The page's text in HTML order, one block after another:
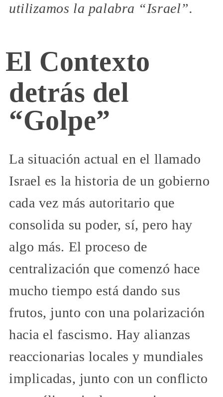
utilizamos la palabra “Israel”.
El Contexto
detrás del
“Golpe”
La situación actual en el llamado
Israel es la historia de un gobierno
cada vez más autoritario que
consolida su poder, sí, pero hay
algo más. El proceso de
centralización que comenzó hace
mucho tiempo está dando sus
frutos, junto con una polarización
hacia el fascismo. Hay alianzas
reaccionarias locales y mundiales
implicadas, junto con un conflicto